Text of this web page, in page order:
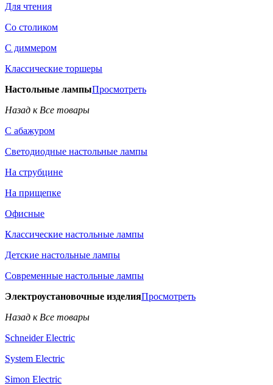
Для чтения
Со столиком
С диммером
Классические торшеры
Настольные лампыПросмотреть
Назад к Все товары
С абажуром
Светодиодные настольные лампы
На струбцине
На прищепке
Офисные
Классические настольные лампы
Детские настольные лампы
Современные настольные лампы
Электроустановочные изделияПросмотреть
Назад к Все товары
Schneider Electric
System Electric
Simon Electric